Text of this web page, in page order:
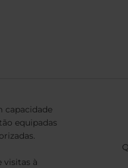
capacidade
equipadas
visitas à